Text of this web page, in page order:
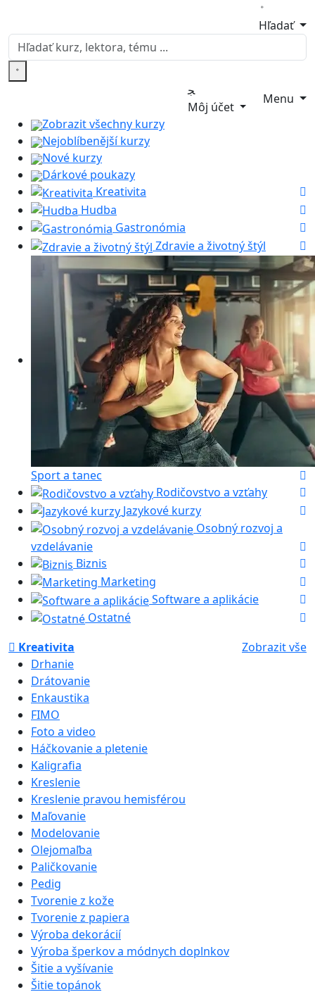
Hľadať
Môj účet
Menu
Zobrazit všechny kurzy
Nejoblíbenější kurzy
Nové kurzy
Dárkové poukazy
Kreativita
Hudba
Gastronómia
Zdravie a životný štýl
Sport a tanec
Rodičovstvo a vzťahy
Jazykové kurzy
Osobný rozvoj a
vzdelávanie
Biznis
Marketing
Software a aplikácie
Ostatné
Kreativita
Zobrazit vše
Drhanie
Drátovanie
Enkaustika
FIMO
Foto a video
Háčkovanie a pletenie
Kaligrafia
Kreslenie
Kreslenie pravou hemisférou
Maľovanie
Modelovanie
Olejomaľba
Paličkovanie
Pedig
Tvorenie z kože
Tvorenie z papiera
Výroba dekorácií
Výroba šperkov a módnych doplnkov
Šitie a vyšívanie
Šitie topánok